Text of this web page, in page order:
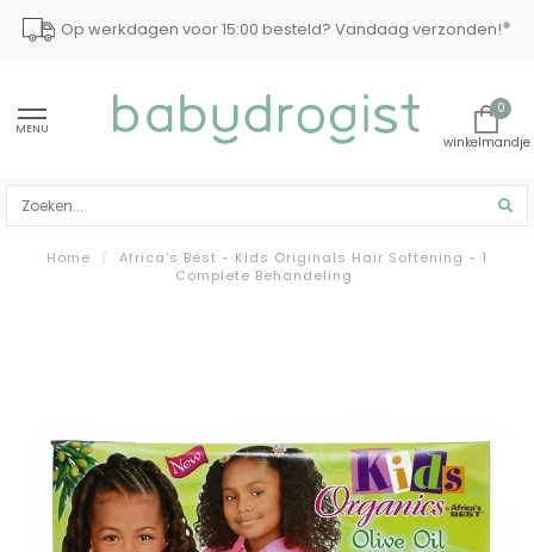
Op werkdagen voor 15:00 besteld? Vandaag verzonden!*
MENU
0
Home /
Africa's Best - Kids Originals Hair Softening - 1
Complete Behandeling